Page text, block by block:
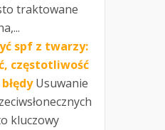
traktowane
spf z twarzy:
częstotliwość
Usuwanie
kluczowy